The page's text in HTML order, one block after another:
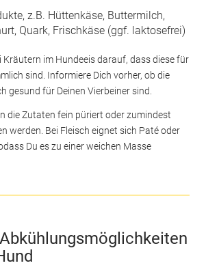
z.B. Hüttenkäse, Buttermilch,
Quark, Frischkäse (ggf. laktosefrei)
Kräutern im Hundeeis darauf, dass diese für
sind. Informiere Dich vorher, ob die
gesund für Deinen Vierbeiner sind.
die Zutaten fein püriert oder zumindest
werden. Bei Fleisch eignet sich Paté oder
Du es zu einer weichen Masse